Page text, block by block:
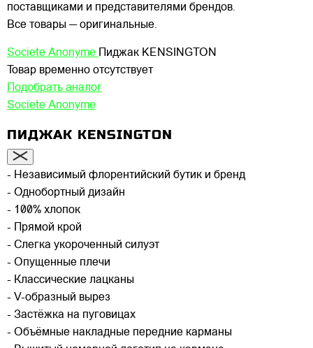
поставщиками и представителями брендов.
Все товары — оригинальные.
Societe Anonyme
Пиджак KENSINGTON
Товар временно отсутствует
Подобрать аналог
Societe Anonyme
ПИДЖАК KENSINGTON
- Независимый флорентийский бутик и бренд
- Однобортный дизайн
- 100% хлопок
- Прямой крой
- Слегка укороченный силуэт
- Опущенные плечи
- Классические лацканы
- V-образный вырез
- Застёжка на пуговицах
- Объёмные накладные передние карманы